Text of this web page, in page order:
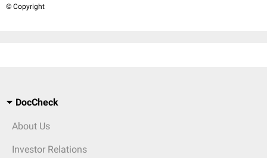
© Copyright
DocCheck
About Us
Investor Relations